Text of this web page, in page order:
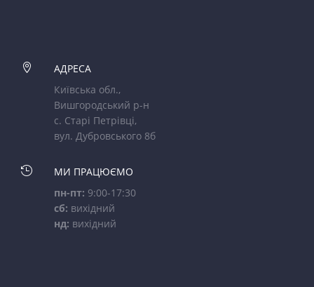

АДРЕСА
Київська обл.,
Вишгородський р-н
с. Старі Петрівці,
вул. Дубровського 8б

МИ ПРАЦЮЄМО
пн-пт: 9:00-17:30
сб: вихідний
нд: вихідний